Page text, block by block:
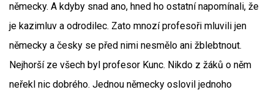
německy. A kdyby snad ano, hned ho ostatní napomínali, že
je kazimluv a odrodilec. Zato mnozí profesoři mluvili jen
německy a česky se před nimi nesmělo ani žblebtnout.
Nejhorší ze všech byl profesor Kunc. Nikdo z žáků o něm
neřekl nic dobrého. Jednou německy oslovil jednoho